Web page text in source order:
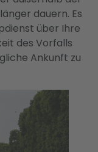
dauern. Es
über Ihre
des Vorfalls
Ankunft zu